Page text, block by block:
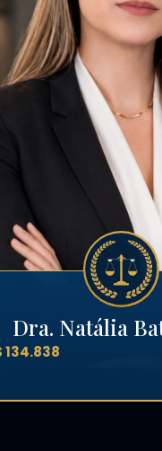
Dra. Natália
134.838